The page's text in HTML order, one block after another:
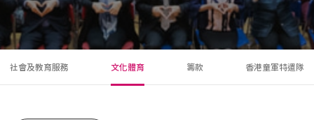
社會及教育服務 文化體育 籌款 香港童軍特遣隊